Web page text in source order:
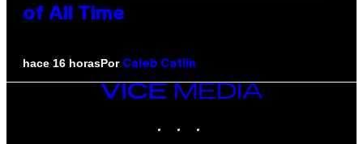
of All Time
hace 16 horasPor Caleb Catlin
VICE
MEDIA